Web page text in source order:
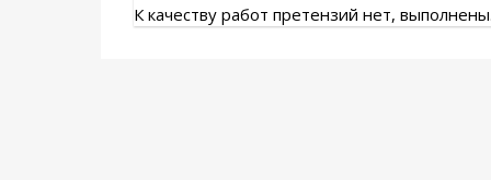
К качеству работ претензий нет,